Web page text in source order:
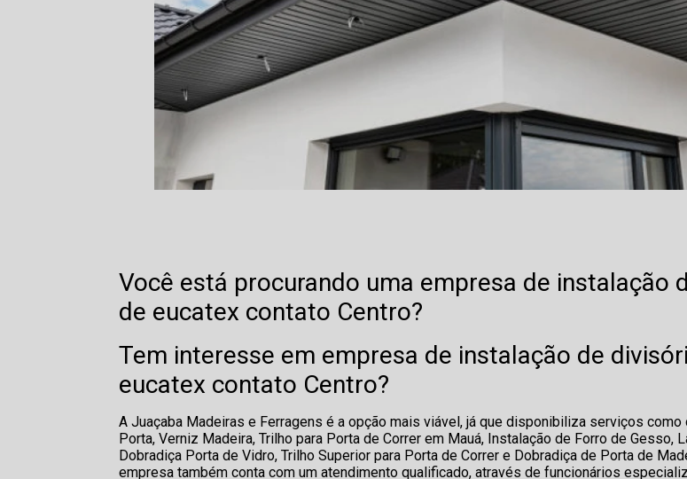
Você está procurando uma empresa de instalação
de eucatex contato Centro?
Tem interesse em empresa de instalação de
eucatex contato Centro?
A Juaçaba Madeiras e Ferragens é a opção mais viável, já que disponibiliza serviços como
Porta, Verniz Madeira, Trilho para Porta de Correr em Mauá, Instalação de Forro de Gesso,
Dobradiça Porta de Vidro, Trilho Superior para Porta de Correr e Dobradiça de Porta de
empresa também conta com um atendimento qualificado, através de funcionários